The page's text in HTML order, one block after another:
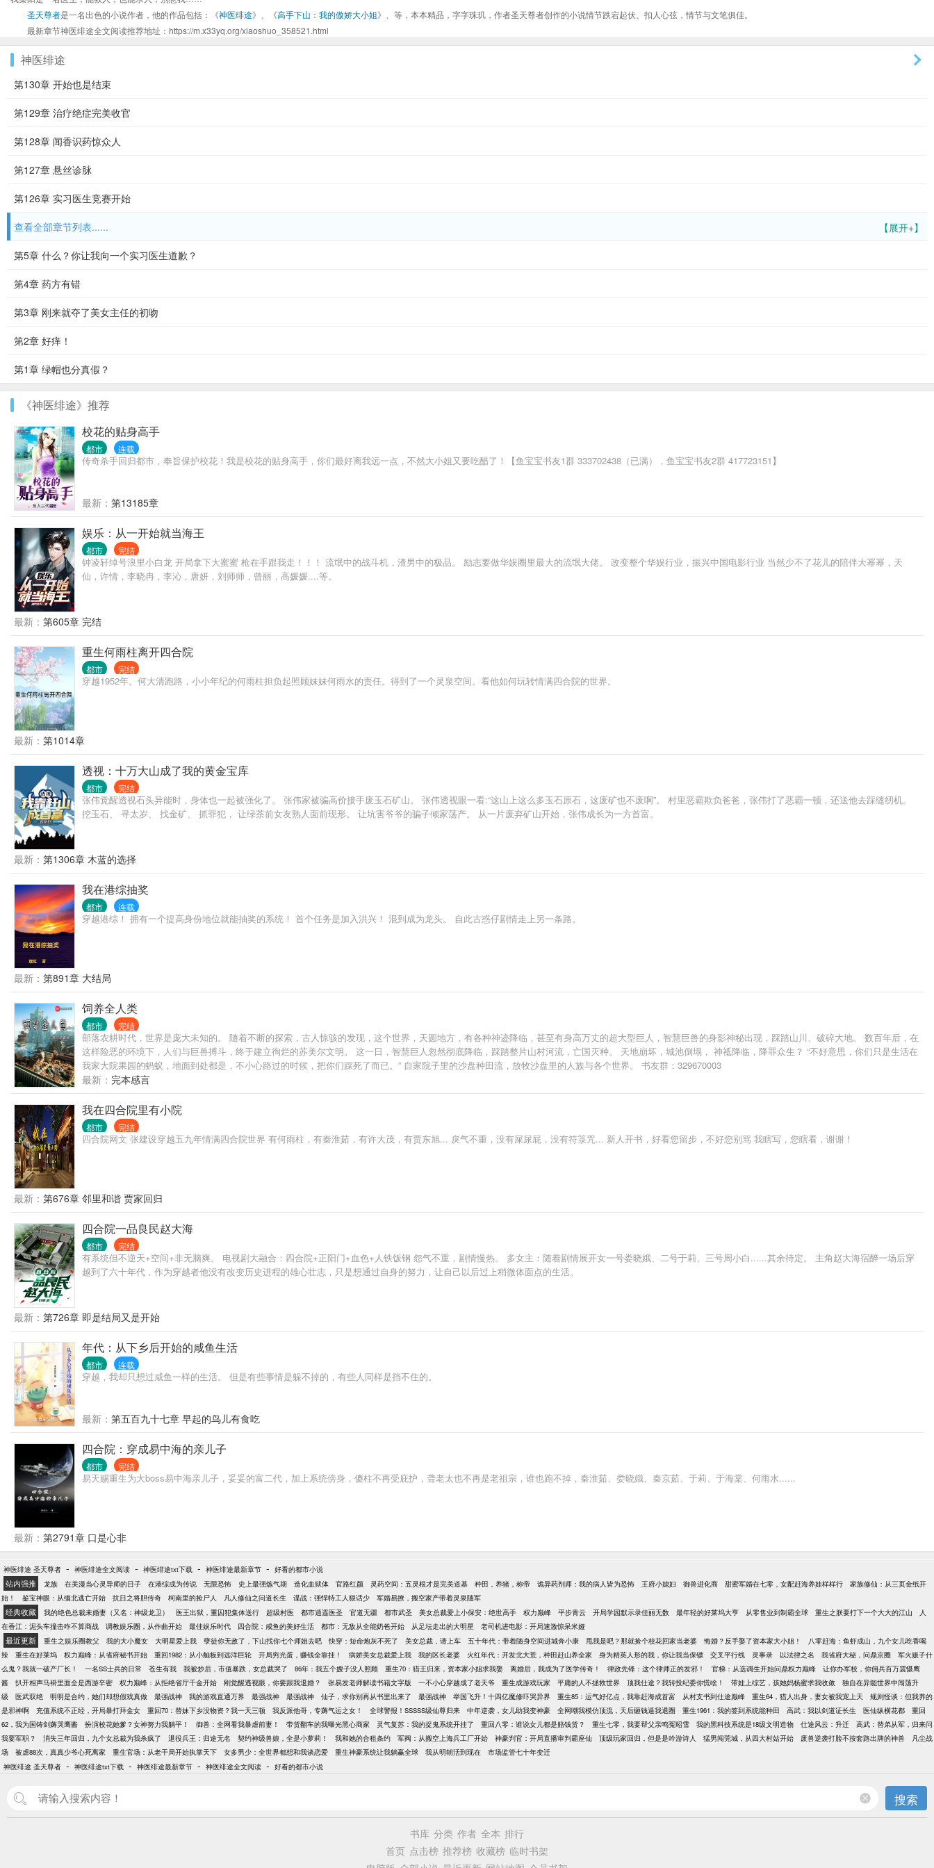
圣天尊者是一名出色的小说作者，他的作品包括：《神医绯途》、《高手下山：我的傲娇大小姐》、等，本本精品，字字珠玑，作者圣天尊者创作的小说情节跌宕起伏、扣人心弦，情节与文笔俱佳。
最新章节神医绯途全文阅读推荐地址：https://m.x33yq.org/xiaoshuo_358521.html
神医绯途
第130章 开始也是结束
第129章 治疗绝症完美收官
第128章 闻香识药惊众人
第127章 悬丝诊脉
第126章 实习医生竞赛开始
【展开+】
查看全部章节列表......
第5章 什么？你让我向一个实习医生道歉？
第4章 药方有错
第3章 刚来就夺了美女主任的初吻
第2章 好痒！
第1章 绿帽也分真假？
《神医绯途》推荐
校花的贴身高手
都市 连载
传奇杀手回归都市，奉旨保护校花！我是校花的贴身高手，你们最好离我远一点，不然大小姐又要吃醋了！【鱼宝宝书友1群 333702438（已满），鱼宝宝书友2群 417723151】
最新： 第13185章
娱乐：从一开始就当海王
都市 完结
钟凌轩绰号浪里小白龙 开局拿下大蜜蜜 枪在手跟我走！！！ 流氓中的战斗机，渣男中的极品。 励志要做华娱圈里最大的流氓大佬。 改变整个华娱行业，振兴中国电影行业 当然少不了花儿的陪伴大幂幂，天
仙，许情，李晓冉，李沁，唐妍，刘师师，曾丽，高媛媛....等。
最新： 第605章 完结
重生何雨柱离开四合院
都市 完结
穿越1952年。何大清跑路，小小年纪的何雨柱担负起照顾妹妹何雨水的责任。得到了一个灵泉空间。看他如何玩转情满四合院的世界。
最新： 第1014章
透视：十万大山成了我的黄金宝库
都市 完结
张伟觉醒透视石头异能时，身体也一起被强化了。 张伟家被骗高价接手废玉石矿山。 张伟透视眼一看:“这山上这么多玉石原石，这废矿也不废啊”。 村里恶霸欺负爸爸，张伟打了恶霸一顿，还送他去踩缝纫机。
挖玉石、 寻太岁、 找金矿、 抓罪犯， 让绿茶前女友熟人面前现形。 让坑害爷爷的骗子倾家荡产。 从一片废弃矿山开始，张伟成长为一方首富。
最新： 第1306章 木蓝的选择
我在港综抽奖
都市 连载
穿越港综！ 拥有一个提高身份地位就能抽奖的系统！ 首个任务是加入洪兴！ 混到成为龙头。 自此古惑仔剧情走上另一条路。
最新： 第891章 大结局
饲养全人类
都市 完结
部落农耕时代，世界是庞大未知的。 随着不断的探索，古人惊骇的发现，这个世界，天圆地方，有各种神迹降临，甚至有身高万丈的超大型巨人，智慧巨兽的身影神秘出现，踩踏山川、破碎大地。 数百年后，在
这样险恶的环境下，人们与巨兽搏斗，终于建立徇烂的苏美尔文明。 这一日，智慧巨人忽然彻底降临，踩踏整片山村河流，亡国灭种。 天地崩坏，城池倒塌， 神祗降临，降罪众生？ “不好意思，你们只是生活在
我家大院果园的蚂蚁，地面到处都是，不小心路过的时候，把你们踩死了而已。” 自家院子里的沙盘种田流，放牧沙盘里的人族与各个世界。 书友群：329670003
最新： 完本感言
我在四合院里有小院
都市 完结
四合院网文 张建设穿越五九年情满四合院世界 有何雨柱，有秦淮茹，有许大茂，有贾东旭... 戾气不重，没有屎尿屁，没有符箓咒... 新人开书，好看您留步，不好您别骂 我瞎写，您瞎看，谢谢！
最新： 第676章 邻里和谐 贾家回归
四合院一品良民赵大海
都市 完结
有系统但不逆天+空间+非无脑爽。 电视剧大融合：四合院+正阳门+血色+人铁饭钢 怨气不重，剧情慢热。 多女主：随着剧情展开女一号娄晓娥、二号于莉、三号周小白......其余待定。 主角赵大海宿醉一场后穿
越到了六十年代，作为穿越者他没有改变历史进程的雄心壮志，只是想通过自身的努力，让自己以后过上稍微体面点的生活。
最新： 第726章 即是结局又是开始
年代：从下乡后开始的咸鱼生活
都市 连载
穿越，我却只想过咸鱼一样的生活。 但是有些事情是躲不掉的，有些人同样是挡不住的。
最新： 第五百九十七章 早起的鸟儿有食吃
四合院：穿成易中海的亲儿子
都市 完结
易天赐重生为大boss易中海亲儿子，妥妥的富二代，加上系统傍身，傻柱不再受庇护，聋老太也不再是老祖宗，谁也跑不掉，秦淮茹、娄晓娥、秦京茹、于莉、于海棠、何雨水......
最新： 第2791章 口是心非
神医绯途 圣天尊者 - 神医绯途全文阅读 - 神医绯途txt下载 - 神医绯途最新章节 - 好看的都市小说
站内强推 龙族 在美漫当心灵导师的日子 在港综成为传说 无限恐怖 史上最强炼气期 造化血狱体 官路红颜 灵药空间：五灵根才是完美道基 种田，养猪，称帝 诡异药剂师：我的病人皆为恐怖 王府小媳妇 御兽进化商 甜蜜军婚在七零，女配赶海养娃样样行
家族修仙：从三页金纸开
始！
鉴宝神眼：从缅北逃亡开始 抗日之将胆传奇 柯南里的捡尸人 凡人修仙之问道长生 谍战：强悍特工人狠话少 军婚易撩，搬空家产带着灵泉随军
经典收藏 我的绝色总裁未婚妻（又名：神级龙卫） 医王出狱，重囚犯集体送行 超级村医 都市逍遥医圣 官道无疆 都市武圣 美女总裁爱上小保安：绝世高手 权力巅峰 平步青云 开局学园默示录佳丽无数 最年轻的好莱坞大亨 从零售业到制霸全球 重生之朕要打下一个大大的江山
人
在香江：泥头车撞击咋不算商战
调教娱乐圈，从作曲开始 最佳娱乐时代 四合院：咸鱼的美好生活 都市：无敌从全能奶爸开始 从足坛走出的大明星 老司机进电影：开局速激惊呆米娅
最近更新 重生之娱乐圈教父 我的大小魔女 大明星爱上我 孽徒你无敌了，下山找你七个师姐去吧 快穿：短命炮灰不死了 美女总裁，请上车 五十年代：带着随身空间进城奔小康 甩我是吧？那就捡个校花回家当老婆 悔婚？反手娶了资本家大小姐！
八零赶海：鱼虾成山，九个女儿吃香喝
辣
重生在好莱坞 权力巅峰：从省府秘书开始 重回1982：从小舢板到远洋巨轮 开局穷光蛋，赚钱全靠挂！ 病娇美女总裁爱上我 我的区长老婆 火红年代：开发北大荒，种田赶山养全家 身为精英人形的我，你让我当保镖 交叉平行线 灵事录 以法律之名 我省府大秘，问鼎京圈
军火贩子什
么鬼？我就一破产厂长！
一名SS士兵的日常 苍生有我 我被炒后，市值暴跌，女总裁哭了 86年：我五个嫂子没人照顾 重生70：猎王归来，资本家小姐求我娶 离婚后，我成为了医学传奇！ 律政先锋：这个律师正的发邪！ 官梯：从选调生开始问鼎权力巅峰
让你办军校，你佣兵百万震慑鹰
酱
扒开相声马褂里面全是西游辛密 权力巅峰：从拒绝省厅千金开始 刚觉醒透视眼，你要跟我退婚？ 张易发老师解读书籍文字版 一不小心穿越成了老天爷 重生成游戏玩家 平庸的人不拯救世界 顶我仕途？我转投纪委你慌啥！ 带娃上综艺，孩她妈杨蜜求我收敛
独自在异能世界中闯荡升
级
医武双绝 明明是合约，她们却想假戏真做 最强战神 我的游戏直通万界 最强战神 最强战神 仙子，求你别再从书里出来了 最强战神 举国飞升！十四亿魔修吓哭异界 重生85：运气好亿点，我靠赶海成首富 从村支书到仕途巅峰 重生64，猎人出身，妻女被我宠上天
规则怪谈：但我养的
是邪神啊
充值系统不正经，开局暴打拜金女 重回70：替妹下乡没物资？我一天三顿 我反派他哥，专薅气运之女！ 全球警报！SSSSS级仙尊归来 中年逆袭，女儿助我变神豪 全网嘲我模仿顶流，天后砸钱逼我退圈 重生1961：我的签到系统能种田 高武：我以剑道证长生 医仙纵横花都
重回
62，我为国铸剑薅哭鹰酱
扮演校花她爹？女神努力我躺平！ 御兽：全网看我暴虐前妻！ 带货翻车的我曝光黑心商家 灵气复苏：我的捉鬼系统开挂了 重回八零：谁说女儿都是赔钱货？ 重生七零，我要帮父亲鸣冤昭雪 我的黑科技系统是18级文明造物 仕途风云：升迁
高武：替弟从军，归来问
我要军职？
消失三年回归，九个女总裁为我杀疯了 退役兵王：归途无名 契约神级兽娘，全是小萝莉！ 我和她的合租条约 军阀：从搬空上海兵工厂开始 神豪判官：开局直播审判霸座仙 顶级玩家回归，但是是吟游诗人 猛男闯莞城，从四大村姑开始 废兽逆袭打脸不按套路出牌的神兽
凡尘战
场
被虐88次，真真少爷心死离家 重生官场：从老干局开始执掌天下 女多男少：全世界都想和我谈恋爱 重生神豪系统让我躺赢全球 我从明朝活到现在
市场监管七十年变迁
神医绯途 圣天尊者 - 神医绯途txt下载 - 神医绯途最新章节 - 神医绯途全文阅读 - 好看的都市小说
搜索
书库 分类 作者 全本 排行
首页 点击榜 推荐榜 收藏榜 临时书架